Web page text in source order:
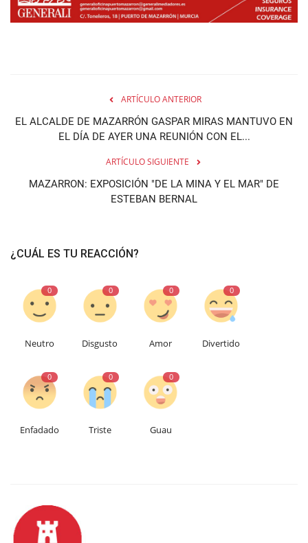
ARTÍCULO ANTERIOR
EL ALCALDE DE MAZARRÓN GASPAR MIRAS MANTUVO EN
EL DÍA DE AYER UNA REUNIÓN CON EL...
ARTÍCULO SIGUIENTE
MAZARRON: EXPOSICIÓN "DE LA MINA Y EL MAR" DE
ESTEBAN BERNAL
¿CUÁL ES TU REACCIÓN?
0
Neutro
0
Disgusto
0
Amor
0
Divertido
0
Enfadado
0
Triste
0
Guau